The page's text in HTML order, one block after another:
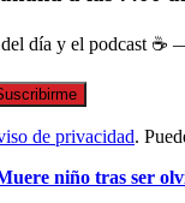
día y el podcast
de privacidad.
niño tras ser